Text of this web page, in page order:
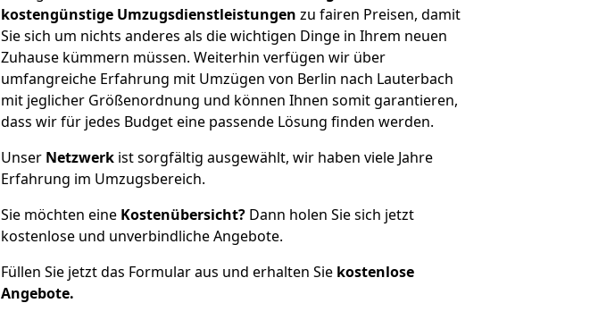
kostengünstige Umzugsdienstleistungen zu fairen Preisen, damit
Sie sich um nichts anderes als die wichtigen Dinge in Ihrem neuen
Zuhause kümmern müssen. Weiterhin verfügen wir über
umfangreiche Erfahrung mit Umzügen von Berlin nach Lauterbach
mit jeglicher Größenordnung und können Ihnen somit garantieren,
dass wir für jedes Budget eine passende Lösung finden werden.
Unser Netzwerk ist sorgfältig ausgewählt, wir haben viele Jahre
Erfahrung im Umzugsbereich.
Sie möchten eine Kostenübersicht? Dann holen Sie sich jetzt
kostenlose und unverbindliche Angebote.
Füllen Sie jetzt das Formular aus und erhalten Sie kostenlose
Angebote.